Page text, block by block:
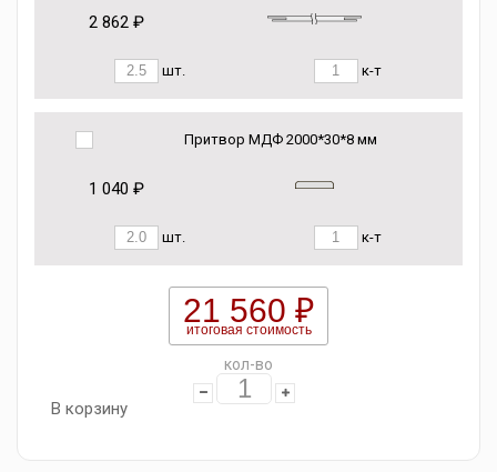
2 862 ₽
шт. к-т
Притвор МДФ 2000*30*8 мм
1 040 ₽
шт. к-т
21 560 ₽
итоговая стоимость
кол-во
В корзину